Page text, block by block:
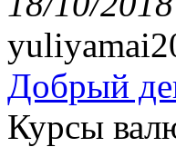
Добрый
Курсы